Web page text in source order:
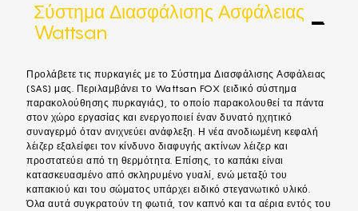
Σύστημα Διασφάλισης Ασφάλειας
Wattsan
Προλάβετε τις πυρκαγιές με το Σύστημα Διασφάλισης Ασφάλειας
(SAS) μας. Περιλαμβάνει το Wattsan FOX (ειδικό σύστημα
παρακολούθησης πυρκαγιάς), το οποίο παρακολουθεί τα πάντα
στον χώρο εργασίας και ενεργοποιεί έναν δυνατό ηχητικό
συναγερμό όταν ανιχνεύει ανάφλεξη. Η νέα ανοδιωμένη κεφαλή
λέιζερ εξαλείφει τον κίνδυνο διαφυγής ακτίνων λέιζερ και
προστατεύει από τη θερμότητα. Επίσης, το καπάκι είναι
κατασκευασμένο από σκληρυμένο γυαλί, ενώ μεταξύ του
καπακιού και του σώματος υπάρχει ειδικό στεγανωτικό υλικό.
Όλα αυτά συγκρατούν τη φωτιά, τον καπνό και τα αέρια εντός του